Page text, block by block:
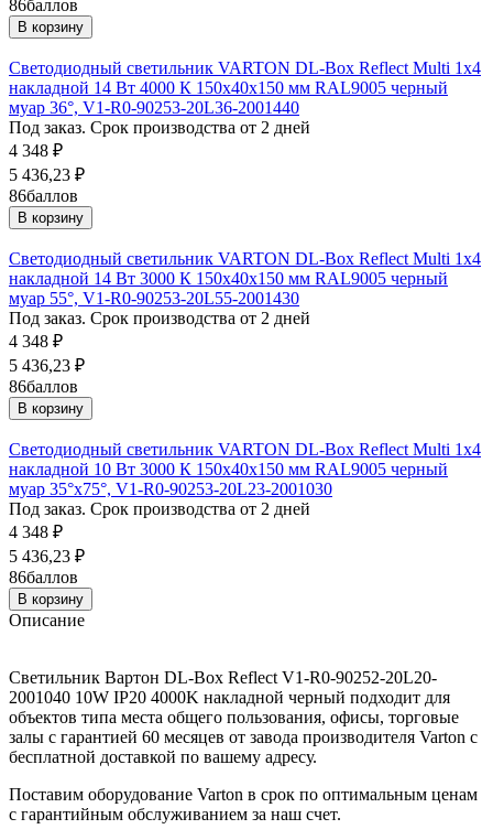
86баллов
В корзину
Светодиодный светильник VARTON DL-Box Reflect Multi 1x4
накладной 14 Вт 4000 К 150х40х150 мм RAL9005 черный
муар 36°, V1-R0-90253-20L36-2001440
Под заказ. Срок производства от 2 дней
4 348 ₽
5 436,23 ₽
86баллов
В корзину
Светодиодный светильник VARTON DL-Box Reflect Multi 1x4
накладной 14 Вт 3000 К 150х40х150 мм RAL9005 черный
муар 55°, V1-R0-90253-20L55-2001430
Под заказ. Срок производства от 2 дней
4 348 ₽
5 436,23 ₽
86баллов
В корзину
Светодиодный светильник VARTON DL-Box Reflect Multi 1x4
накладной 10 Вт 3000 К 150х40х150 мм RAL9005 черный
муар 35°x75°, V1-R0-90253-20L23-2001030
Под заказ. Срок производства от 2 дней
4 348 ₽
5 436,23 ₽
86баллов
В корзину
Описание
Светильник Вартон DL-Box Reflect V1-R0-90252-20L20-
2001040 10W IP20 4000K накладной черный подходит для
объектов типа места общего пользования, офисы, торговые
залы с гарантией 60 месяцев от завода производителя Varton с
бесплатной доставкой по вашему адресу.
Поставим оборудование Varton в срок по оптимальным ценам
с гарантийным обслуживанием за наш счет.